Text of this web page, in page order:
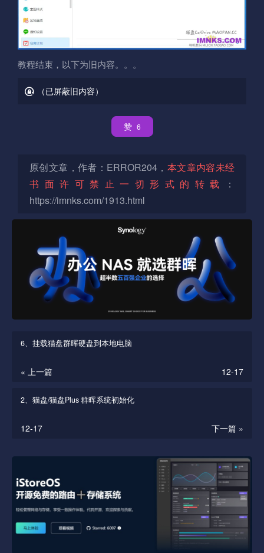
教程结束，以下为旧内容。。。
（已屏蔽旧内容）
赞 6
原创文章，作者：ERROR204， 本文章内容未经
书面许可禁止一切形式的转载
：
https://imnks.com/1913.html
6、挂载猫盘群晖硬盘到本地电脑
« 上一篇 12-17
2、猫盘/猫盘Plus 群晖系统初始化
下一篇 »
12-17